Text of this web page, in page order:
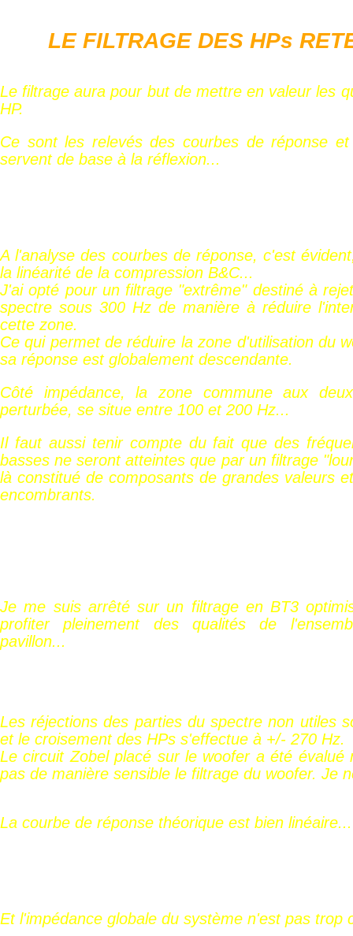
LE FILTRAGE DES HPs
Le filtrage aura pour but de mettre en valeur les
HP.
Ce sont les relevés des courbes de réponse et
servent de base à la réflexion...
A l'analyse des courbes de réponse, c'est
la linéarité de la compression B&C...
J'ai opté pour un filtrage "extrême" destiné à
spectre sous 300 Hz de manière à réduire
cette zone.
Ce qui permet de réduire la zone d'utilisation du
sa réponse est globalement descendante.
Côté impédance, la zone commune aux
perturbée, se situe entre 100 et 200 Hz...
Il faut aussi tenir compte du fait que des
basses ne seront atteintes que par un filtrage
là constitué de composants de grandes valeurs
encombrants.
Je me suis arrêté sur un filtrage en BT3
profiter pleinement des qualités de
pavillon...
Les réjections des parties du spectre non utiles
et le croisement des HPs s'effectue à +/- 270 Hz.
Le circuit Zobel placé sur le woofer a été évalué
pas de manière sensible le filtrage du woofer. Je
La courbe de réponse théorique est bien linéaire...
Et l'impédance globale du système n'est pas trop